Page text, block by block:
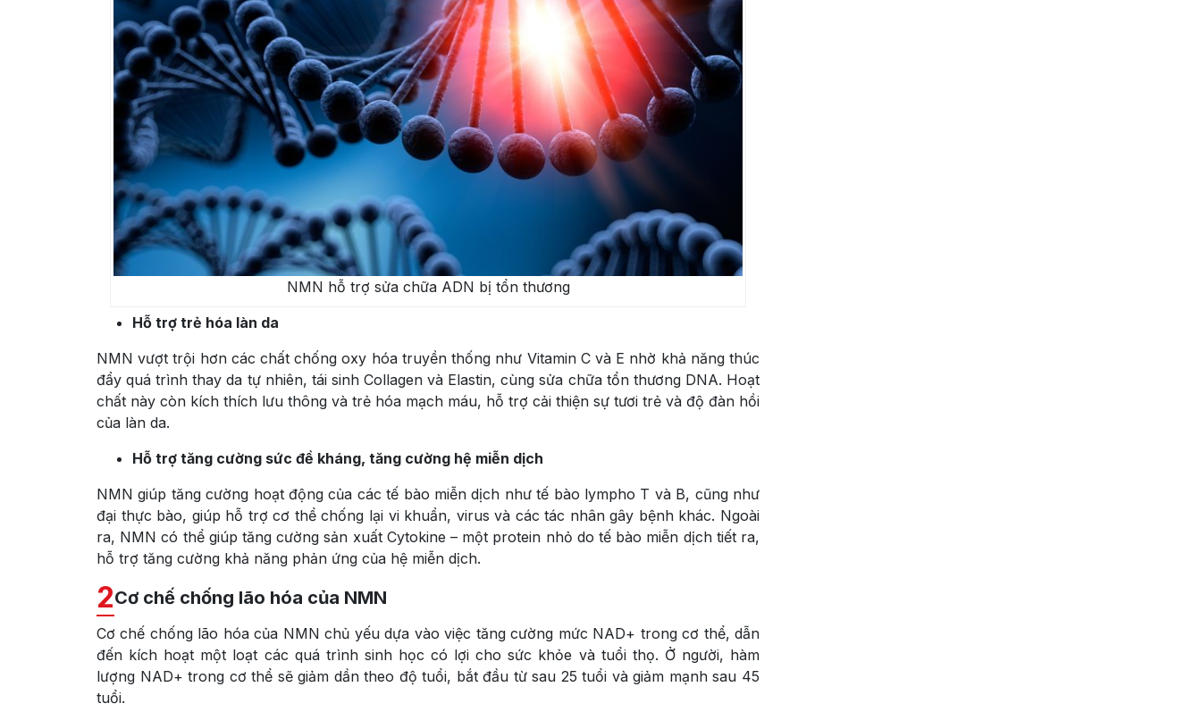
NMN hỗ trợ sửa chữa ADN bị tổn thương
Hỗ trợ trẻ hóa làn da
NMN vượt trội hơn các chất chống oxy hóa truyền thống như Vitamin C và E nhờ khả năng thúc
đẩy quá trình thay da tự nhiên, tái sinh Collagen và Elastin, cùng sửa chữa tổn thương DNA. Hoạt
chất này còn kích thích lưu thông và trẻ hóa mạch máu, hỗ trợ cải thiện sự tươi trẻ và độ đàn hồi
của làn da.
Hỗ trợ tăng cường sức đề kháng, tăng cường hệ miễn dịch
NMN giúp tăng cường hoạt động của các tế bào miễn dịch như tế bào lympho T và B, cũng như
đại thực bào, giúp hỗ trợ cơ thể chống lại vi khuẩn, virus và các tác nhân gây bệnh khác. Ngoài
ra, NMN có thể giúp tăng cường sản xuất Cytokine – một protein nhỏ do tế bào miễn dịch tiết ra,
hỗ trợ tăng cường khả năng phản ứng của hệ miễn dịch.
2Cơ chế chống lão hóa của NMN
Cơ chế chống lão hóa của NMN chủ yếu dựa vào việc tăng cường mức NAD+ trong cơ thể, dẫn
đến kích hoạt một loạt các quá trình sinh học có lợi cho sức khỏe và tuổi thọ. Ở người, hàm
lượng NAD+ trong cơ thể sẽ giảm dần theo độ tuổi, bắt đầu từ sau 25 tuổi và giảm mạnh sau 45
tuổi.